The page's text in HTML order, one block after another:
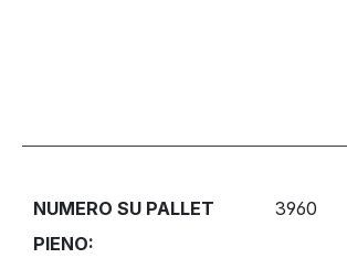
NUMERO SU PALLET
PIENO:
3960